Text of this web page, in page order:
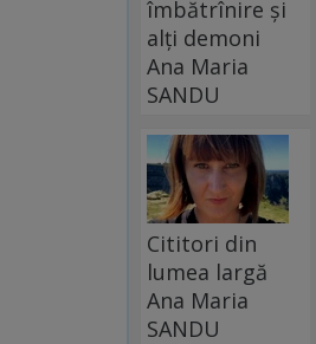
îmbătrînire și
alți demoni
Ana Maria
SANDU
Cititori din
lumea largă
Ana Maria
SANDU